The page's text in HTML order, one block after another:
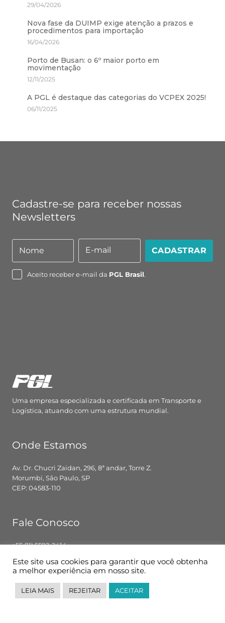
29/04/2026
Nova fase da DUIMP exige atenção a prazos e
procedimentos para importação
16/04/2026
Porto de Busan: o 6º maior porto em
movimentação
12/11/2025
A PGL é destaque das categorias do VCPEX 2025!
06/11/2025
Cadastre-se para receber nossas
Newsletters
Nome
Nome
mail
E-mail CADASTRAR
Aceito receber e-mail da PGL Brasil.
Uma empresa especializada e certificada em Transporte e
Logística, atuando com uma estrutura mundial.
Onde Estamos
Av. Dr. Chucri Zaidan, 296, 8ª andar, Torre Z.
Morumbi, São Paulo, SP
CEP: 04583-110
Fale Conosco
+55 (11) 5592-2414
Segunda – Sexta: 8h00 – 18h00
Siga-nos
Este site usa cookies para garantir que você obtenha
a melhor experiência em nosso site.
LEIA MAIS REJEITAR ACEITAR